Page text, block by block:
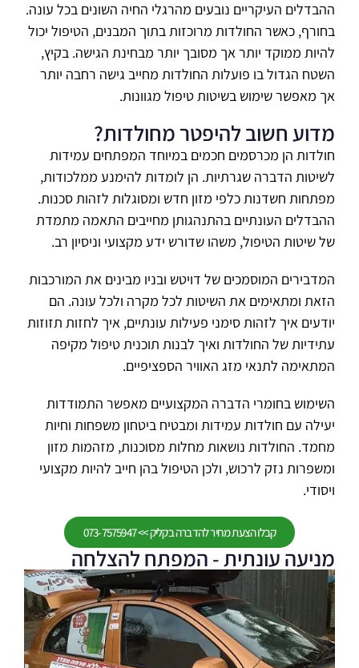
ההבדלים העיקריים נובעים מהרגלי החיה השונים בכל עונה.
בחורף, כאשר החולדות מרוכזות בתוך המבנים, הטיפול יכול
להיות ממוקד יותר אך מסובך יותר מבחינת הגישה. בקיץ,
השטח הגדול בו פועלות החולדות מחייב גישה רחבה יותר
אך מאפשר שימוש בשיטות טיפול מגוונות.
מדוע חשוב להיפטר מחולדות?
חולדות הן מכרסמים חכמים במיוחד המפתחים עמידות
לשיטות הדברה שגרתיות. הן לומדות להימנע ממלכודות,
מפתחות חשדנות כלפי מזון חדש ומסוגלות לזהות סכנות.
ההבדלים העונתיים בהתנהגותן מחייבים התאמה מתמדת
של שיטות הטיפול, משהו שדורש ידע מקצועי וניסיון רב.
המדבירים המוסמכים של דויטש ובניו מבינים את המורכבות
הזאת ומתאימים את השיטות לכל מקרה ולכל עונה. הם
יודעים איך לזהות סימני פעילות עונתיים, איך לחזות תזוזות
עתידיות של החולדות ואיך לבנות תוכנית טיפול מקיפה
המתאימה לתנאי מזג האוויר הספציפיים.
השימוש בחומרי הדברה המקצועיים מאפשר התמודדות
יעילה עם חולדות עמידות ומבטיח ביטחון משפחות וחיות
מחמד. החולדות נושאות מחלות מסוכנות, מזהמות מזון
ומשפרות נזק לרכוש, ולכן הטיפול בהן חייב להיות מקצועי
ויסודי.
קבלו הצעת מחיר להדברה בקליק >> 073-7575947
מניעה עונתית - המפתח להצלחה